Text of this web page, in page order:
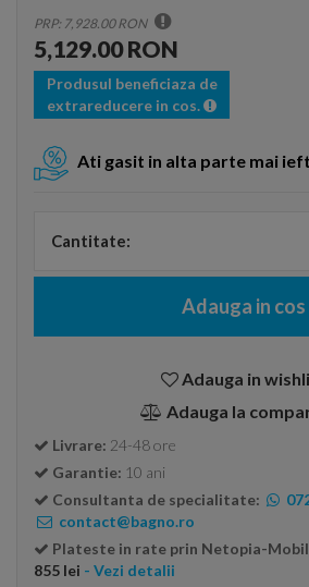
PRP: 7,928.00 RON
5,129.00 RON
Produsul beneficiaza de
extrareducere in cos.
Ati gasit in alta parte mai
Cantitate:
Adauga in cos
Adauga in
Adauga la
Livrare: 24-48 ore
Garantie: 10 ani
Consultanta de specialitate:
contact@bagno.ro
Plateste in rate prin Netopia-
855 lei - Vezi detalii